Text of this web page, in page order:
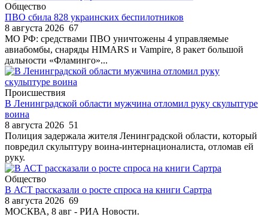
Общество
ПВО сбила 828 украинских беспилотников
8 августа 2026 67
МО РФ: средствами ПВО уничтожены 4 управляемые
авиабомбы, снаряды HIMARS и Vampire, 8 ракет большой
дальности «Фламинго»...
Происшествия
В Ленинградской области мужчина отломил руку скульптуре
воина
8 августа 2026 51
Полиция задержала жителя Ленинградской области, который
повредил скульптуру воина-интернационалиста, отломав ей
руку.
Общество
В АСТ рассказали о росте спроса на книги Сартра
8 августа 2026 69
МОСКВА, 8 авг - РИА Новости.